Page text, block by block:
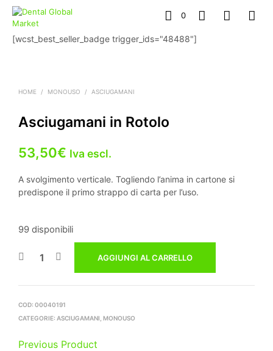
0
[wcst_best_seller_badge trigger_ids="48488"]
HOME / MONOUSO / ASCIUGAMANI
Asciugamani in Rotolo
53,50€ Iva escl.
A svolgimento verticale. Togliendo l’anima in cartone si
predispone il primo strappo di carta per l’uso.
99 disponibili
AGGIUNGI AL CARRELLO
COD: 00040191
CATEGORIE: ASCIUGAMANI MONOUSO
Previous Product